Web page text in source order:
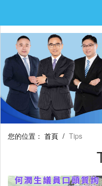
您的位置： 首頁 / Tips